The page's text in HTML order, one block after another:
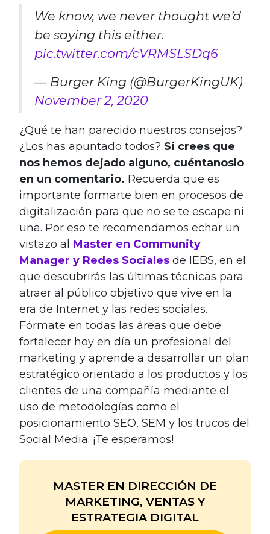
We know, we never thought we’d
be saying this either.
pic.twitter.com/cVRMSLSDq6
— Burger King (@BurgerKingUK)
November 2, 2020
¿Qué te han parecido nuestros consejos?
¿Los has apuntado todos? Si crees que
nos hemos dejado alguno, cuéntanoslo
en un comentario. Recuerda que es
importante formarte bien en procesos de
digitalización para que no se te escape ni
una. Por eso te recomendamos echar un
vistazo al Master en Community
Manager y Redes Sociales de IEBS, en el
que descubrirás las últimas técnicas para
atraer al público objetivo que vive en la
era de Internet y las redes sociales.
Fórmate en todas las áreas que debe
fortalecer hoy en día un profesional del
marketing y aprende a desarrollar un plan
estratégico orientado a los productos y los
clientes de una compañía mediante el
uso de metodologías como el
posicionamiento SEO, SEM y los trucos del
Social Media. ¡Te esperamos!
MASTER EN DIRECCIÓN DE
MARKETING, VENTAS Y
ESTRATEGIA DIGITAL